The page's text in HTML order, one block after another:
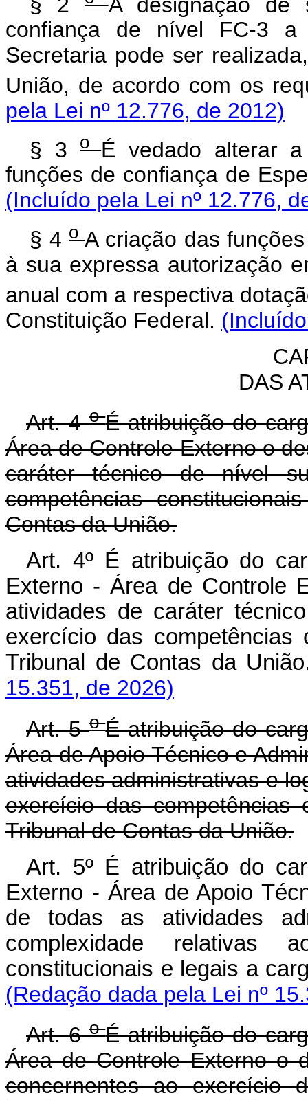
confiança de nível FC-3
Secretaria pode ser
União, de acordo com os
pela Lei nº 12.776, de 2012)
§ 3o É vedado alterar
funções de confiança de
(Incluído pela Lei nº 12.776,
§ 4o A criação das
à sua expressa autorização
anual com a respectiva
Constituição Federal.
DAS
Art. 4oÉ atribuição do
Área de Controle Externo o
caráter técnico de nível
competências
Contas da União.
Art. 4º É atribuição do
Externo - Área de Controle
atividades de caráter
exercício das
Tribunal de Contas da
15.351, de 2026)
Art. 5oÉ atribuição do
Área de Apoio Técnico e
atividades administrativas e
exercício das
Tribunal de Contas da União.
Art. 5º É atribuição do
Externo - Área de Apoio
de todas as atividades
complexidade relativas
constitucionais e legais a
(Redação dada pela Lei nº
Art. 6oÉ atribuição do
Área de Controle Externo o
concernentes ao exercício